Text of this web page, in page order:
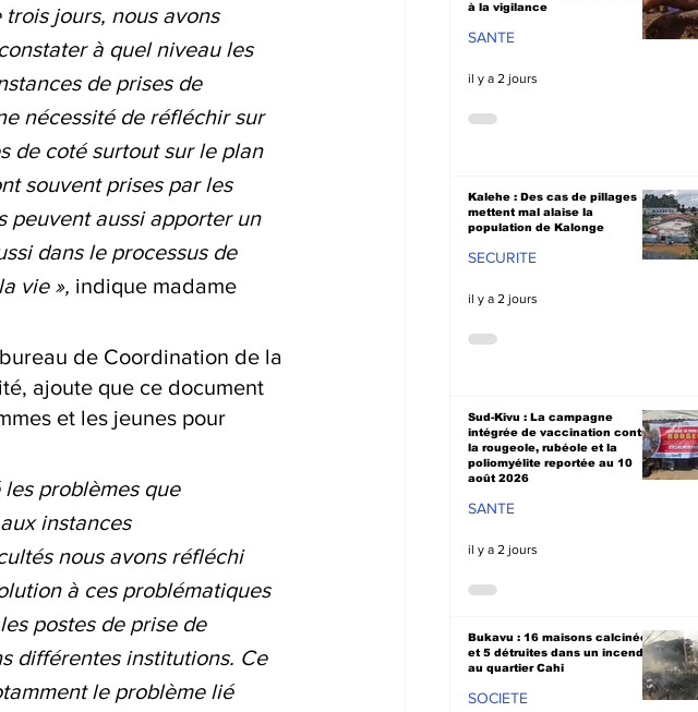
jours, nous avons
à quel niveau les
de prises de
nécessité de réfléchir sur
de coté surtout sur le plan
souvent prises par les
peuvent aussi apporter un
dans le processus de
vie », indique madame
de Coordination de la
ajoute que ce document
et les jeunes pour
problèmes que
instances
nous avons réfléchi
à ces problématiques
postes de prise de
différentes institutions. Ce
le problème lié
à la vigilance
SANTE
il y a 2 jours
Kalehe : Des cas de pillages
mettent mal alaise la
population de Kalonge
SECURITE
il y a 2 jours
Sud-Kivu : La campagne
intégrée de vaccination contre
la rougeole, rubéole et la
poliomyélite reportée au 10
août 2026
SANTE
il y a 2 jours
Bukavu : 16 maisons calcinées
et 5 détruites dans un incendie
au quartier Cahi
SOCIETE